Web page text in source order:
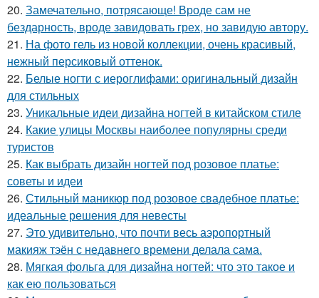
20. Замечательно, потрясающе! Вроде сам не
бездарность, вроде завидовать грех, но завидую автору.
21. На фото гель из новой коллекции, очень красивый,
нежный персиковый оттенок.
22. Белые ногти с иероглифами: оригинальный дизайн
для стильных
23. Уникальные идеи дизайна ногтей в китайском стиле
24. Какие улицы Москвы наиболее популярны среди
туристов
25. Как выбрать дизайн ногтей под розовое платье:
советы и идеи
26. Стильный маникюр под розовое свадебное платье:
идеальные решения для невесты
27. Это удивительно, что почти весь аэропортный
макияж тэён с недавнего времени делала сама.
28. Мягкая фольга для дизайна ногтей: что это такое и
как ею пользоваться